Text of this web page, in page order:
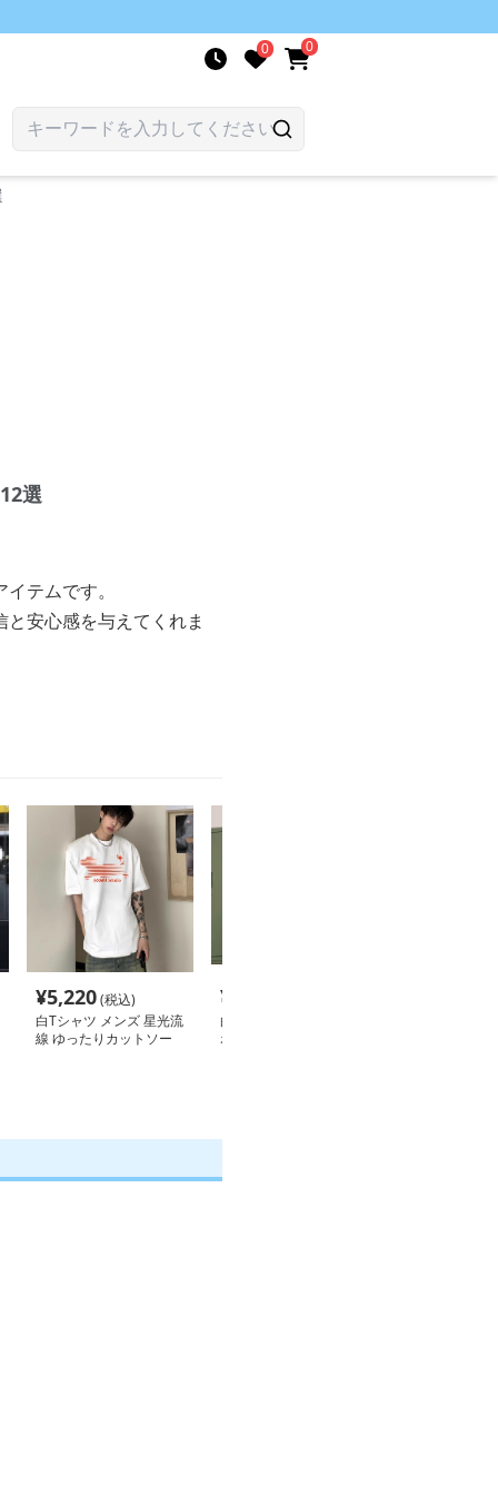
0 0
選
テムです。
安心感を与えてくれま
¥5,220(税込)
白Tシャツ メンズ 星光流
線 ゆったりカットソー
¥
白Tシャツ レディース ス
ポーティ爽快ラインデザ